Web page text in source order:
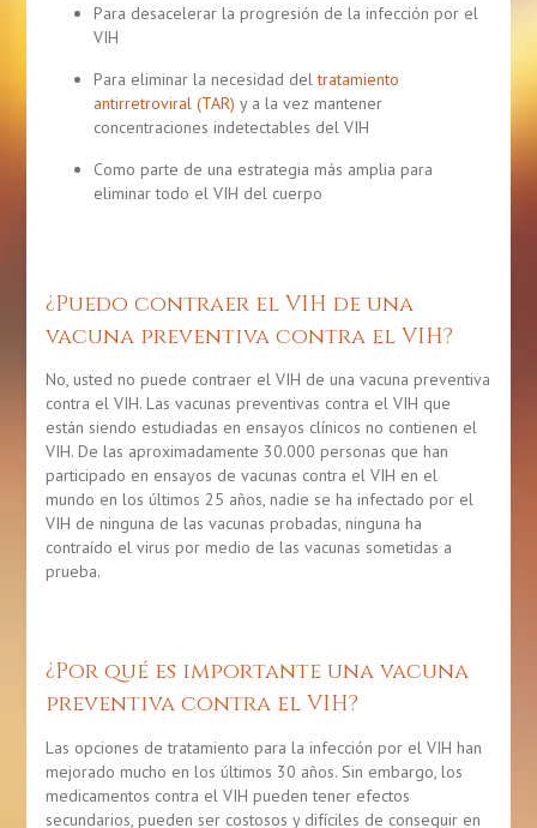
Para desacelerar la progresión de la infección por el
VIH
Para eliminar la necesidad deltratamiento
antirretroviral (TAR) y a la vez mantener
concentraciones indetectables del VIH
Como parte de una estrategia más amplia para
eliminar todo el VIH del cuerpo
¿Puedo contraer el VIH de una
vacuna preventiva contra el VIH?
No, usted no puede contraer el VIH de una vacuna preventiva
contra el VIH. Las vacunas preventivas contra el VIH que
están siendo estudiadas en ensayos clínicos no contienen el
VIH. De las aproximadamente 30.000 personas que han
participado en ensayos de vacunas contra el VIH en el
mundo en los últimos 25 años, nadie se ha infectado por el
VIH de ninguna de las vacunas probadas, ninguna ha
contraído el virus por medio de las vacunas sometidas a
prueba.
¿Por qué es importante una vacuna
preventiva contra el VIH?
Las opciones de tratamiento para la infección por el VIH han
mejorado mucho en los últimos 30 años. Sin embargo, los
medicamentos contra el VIH pueden tener efectos
secundarios, pueden ser costosos y difíciles de conseguir en